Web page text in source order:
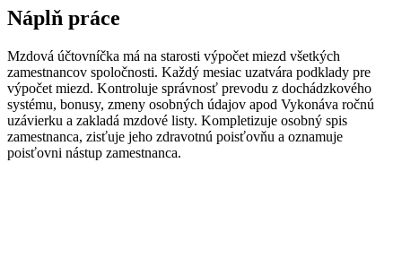
Náplň práce
Mzdová účtovníčka má na starosti výpočet miezd všetkých
zamestnancov spoločnosti. Každý mesiac uzatvára podklady pre
výpočet miezd. Kontroluje správnosť prevodu z dochádzkového
systému, bonusy, zmeny osobných údajov apod Vykonáva ročnú
uzávierku a zakladá mzdové listy. Kompletizuje osobný spis
zamestnanca, zisťuje jeho zdravotnú poisťovňu a oznamuje
poisťovni nástup zamestnanca.